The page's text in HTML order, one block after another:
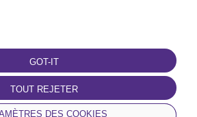
GOT-IT
TOUT REJETER
DES COOKIES
TÉLÉCHARGEZ
L'APPLICATION